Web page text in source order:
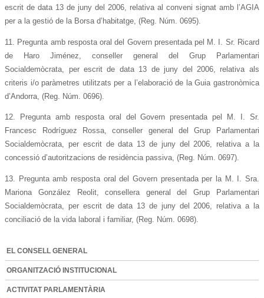
escrit de data 13 de juny del 2006, relativa al conveni signat amb l’AGIA
per a la gestió de la Borsa d’habitatge, (Reg. Núm. 0695).
11. Pregunta amb resposta oral del Govern presentada pel M. I. Sr. Ricard
de Haro Jiménez, conseller general del Grup Parlamentari
Socialdemòcrata, per escrit de data 13 de juny del 2006, relativa als
criteris i/o paràmetres utilitzats per a l’elaboració de la Guia gastronòmica
d’Andorra, (Reg. Núm. 0696).
12. Pregunta amb resposta oral del Govern presentada pel M. I. Sr.
Francesc Rodríguez Rossa, conseller general del Grup Parlamentari
Socialdemòcrata, per escrit de data 13 de juny del 2006, relativa a la
concessió d’autoritzacions de residència passiva, (Reg. Núm. 0697).
13. Pregunta amb resposta oral del Govern presentada per la M. I. Sra.
Mariona González Reolit, consellera general del Grup Parlamentari
Socialdemòcrata, per escrit de data 13 de juny del 2006, relativa a la
conciliació de la vida laboral i familiar, (Reg. Núm. 0698).
EL CONSELL GENERAL
ORGANITZACIÓ INSTITUCIONAL
ACTIVITAT PARLAMENTÀRIA